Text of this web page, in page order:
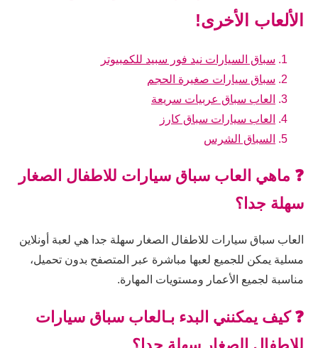
الألعاب الأخرى!
سباق السيارات نيد فور سبيد للكمبيوتر
سباق سيارات صغيرة الحجم
العاب سباق عربيات سريعة
العاب سيارات سباق كارز
السباق الشرس
❓ ماهي العاب سباق سيارات للاطفال الصغار
سهلة جدا؟
العاب سباق سيارات للاطفال الصغار سهلة جدا هي لعبة أونلاين
مسلية يمكن للجميع لعبها مباشرة عبر المتصفح بدون تحميل،
مناسبة لجميع الأعمار ومستويات المهارة.
❓ كيف يمكنني البدء بـالعاب سباق سيارات